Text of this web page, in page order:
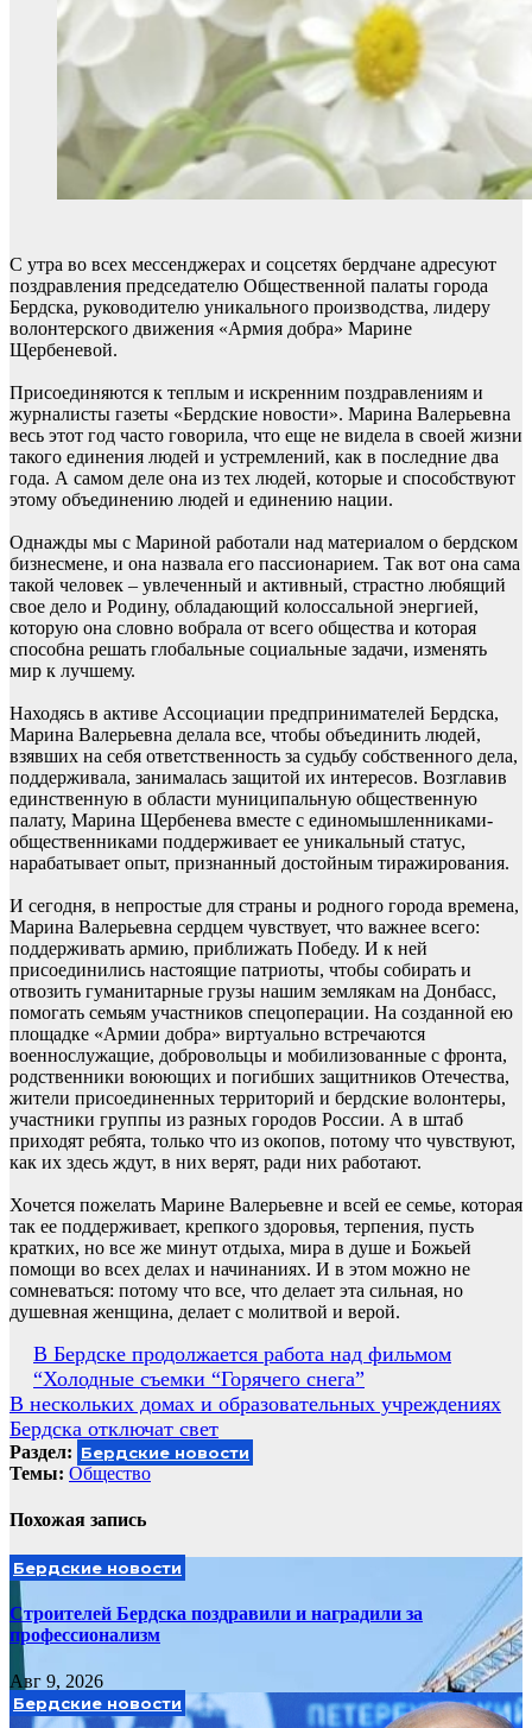
С утра во всех мессенджерах и соцсетях бердчане адресуют
поздравления председателю Общественной палаты города
Бердска, руководителю уникального производства, лидеру
волонтерского движения «Армия добра» Марине
Щербеневой.
Присоединяются к теплым и искренним поздравлениям и
журналисты газеты «Бердские новости». Марина Валерьевна
весь этот год часто говорила, что еще не видела в своей жизни
такого единения людей и устремлений, как в последние два
года. А самом деле она из тех людей, которые и способствуют
этому объединению людей и единению нации.
Однажды мы с Мариной работали над материалом о бердском
бизнесмене, и она назвала его пассионарием. Так вот она сама
такой человек – увлеченный и активный, страстно любящий
свое дело и Родину, обладающий колоссальной энергией,
которую она словно вобрала от всего общества и которая
способна решать глобальные социальные задачи, изменять
мир к лучшему.
Находясь в активе Ассоциации предпринимателей Бердска,
Марина Валерьевна делала все, чтобы объединить людей,
взявших на себя ответственность за судьбу собственного дела,
поддерживала, занималась защитой их интересов. Возглавив
единственную в области муниципальную общественную
палату, Марина Щербенева вместе с единомышленниками-
общественниками поддерживает ее уникальный статус,
нарабатывает опыт, признанный достойным тиражирования.
И сегодня, в непростые для страны и родного города времена,
Марина Валерьевна сердцем чувствует, что важнее всего:
поддерживать армию, приближать Победу. И к ней
присоединились настоящие патриоты, чтобы собирать и
отвозить гуманитарные грузы нашим землякам на Донбасс,
помогать семьям участников спецоперации. На созданной ею
площадке «Армии добра» виртуально встречаются
военнослужащие, добровольцы и мобилизованные с фронта,
родственники воюющих и погибших защитников Отечества,
жители присоединенных территорий и бердские волонтеры,
участники группы из разных городов России. А в штаб
приходят ребята, только что из окопов, потому что чувствуют,
как их здесь ждут, в них верят, ради них работают.
Хочется пожелать Марине Валерьевне и всей ее семье, которая
так ее поддерживает, крепкого здоровья, терпения, пусть
кратких, но все же минут отдыха, мира в душе и Божьей
помощи во всех делах и начинаниях. И в этом можно не
сомневаться: потому что все, что делает эта сильная, но
душевная женщина, делает с молитвой и верой.
Навигация
по
записям
В Бердске продолжается работа над фильмом
“Холодные съемки “Горячего снега”
В нескольких домах и образовательных учреждениях
Бердска отключат свет
Раздел: Бердские новости
Темы: Общество
Похожая запись
Бердские новости
Строителей Бердска поздравили и наградили за
профессионализм
Авг 9, 2026
Бердские новости